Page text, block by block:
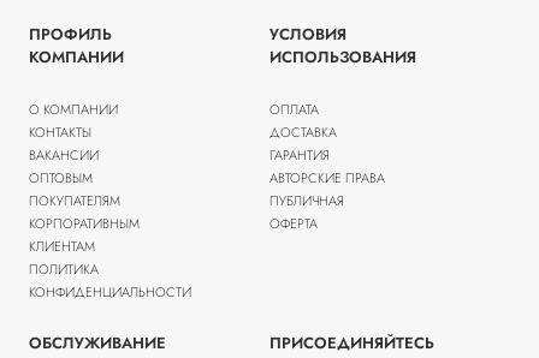
ПРОФИЛЬ
КОМПАНИИ
О КОМПАНИИ
КОНТАКТЫ
ВАКАНСИИ
ОПТОВЫМ
ПОКУПАТЕЛЯМ
КОРПОРАТИВНЫМ
КЛИЕНТАМ
ПОЛИТИКА
КОНФИДЕНЦИАЛЬНОСТИ
УСЛОВИЯ
ИСПОЛЬЗОВАНИЯ
ОПЛАТА
ДОСТАВКА
ГАРАНТИЯ
АВТОРСКИЕ ПРАВА
ПУБЛИЧНАЯ
ОФЕРТА
ОБСЛУЖИВАНИЕ
ПРИСОЕДИНЯЙТЕСЬ